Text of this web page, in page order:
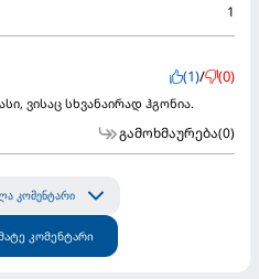
1
(1)/ (0)
ვისაც სხვანაირად ჰგონია.
გამოხმაურება(0)
კომენტარი
კომენტარი